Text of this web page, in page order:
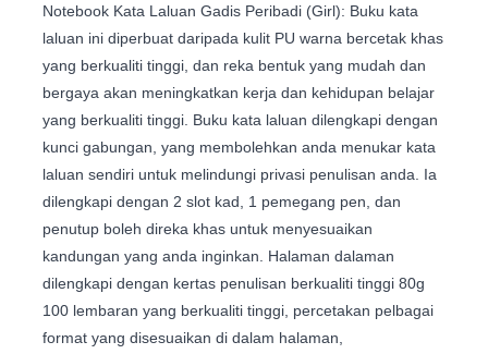
Notebook Kata Laluan Gadis Peribadi (Girl): Buku kata
laluan ini diperbuat daripada kulit PU warna bercetak khas
yang berkualiti tinggi, dan reka bentuk yang mudah dan
bergaya akan meningkatkan kerja dan kehidupan belajar
yang berkualiti tinggi. Buku kata laluan dilengkapi dengan
kunci gabungan, yang membolehkan anda menukar kata
laluan sendiri untuk melindungi privasi penulisan anda. Ia
dilengkapi dengan 2 slot kad, 1 pemegang pen, dan
penutup boleh direka khas untuk menyesuaikan
kandungan yang anda inginkan. Halaman dalaman
dilengkapi dengan kertas penulisan berkualiti tinggi 80g
100 lembaran yang berkualiti tinggi, percetakan pelbagai
format yang disesuaikan di dalam halaman,